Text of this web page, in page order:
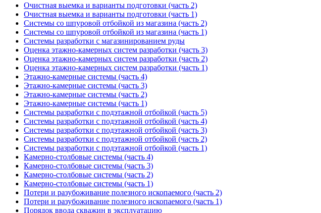
Очистная выемка и варианты подготовки (часть 2)
Очистная выемка и варианты подготовки (часть 1)
Системы со шпуровой отбойкой из магазина (часть 2)
Системы со шпуровой отбойкой из магазина (часть 1)
Системы разработки с магазинированием руды
Оценка этажно-камерных систем разработки (часть 3)
Оценка этажно-камерных систем разработки (часть 2)
Оценка этажно-камерных систем разработки (часть 1)
Этажно-камерные системы (часть 4)
Этажно-камерные системы (часть 3)
Этажно-камерные системы (часть 2)
Этажно-камерные системы (часть 1)
Системы разработки с подэтажной отбойкой (часть 5)
Системы разработки с подэтажной отбойкой (часть 4)
Системы разработки с подэтажной отбойкой (часть 3)
Системы разработки с подэтажной отбойкой (часть 2)
Системы разработки с подэтажной отбойкой (часть 1)
Камерно-столбовые системы (часть 4)
Камерно-столбовые системы (часть 3)
Камерно-столбовые системы (часть 2)
Камерно-столбовые системы (часть 1)
Потери и разубоживание полезного ископаемого (часть 2)
Потери и разубоживание полезного ископаемого (часть 1)
Порядок ввода скважин в эксплуатацию